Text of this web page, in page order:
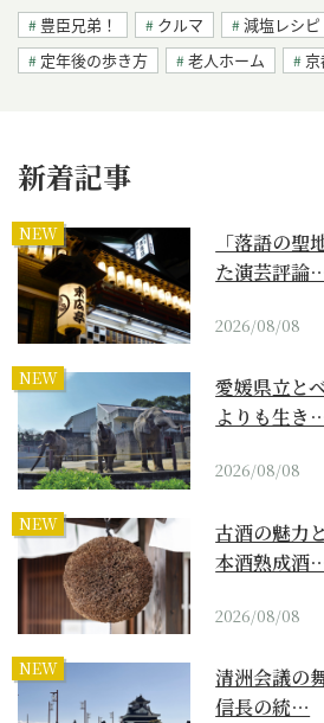
豊臣兄弟！ クルマ 減塩レシピ
定年後の歩き方
老人ホーム
新着記事
NEW
「落語の聖
た演芸評論
2026/08/08
NEW
愛媛県立と
よりも生き
2026/08/08
NEW
古酒の魅力
本酒熟成酒
2026/08/08
NEW
清洲会議の
信長の統…